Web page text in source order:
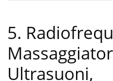
5.
Ultrasuoni,